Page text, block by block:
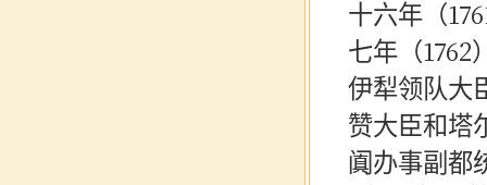
十六年（
七年（1762
伊犁领队大
赞大臣和塔
阗办事副都